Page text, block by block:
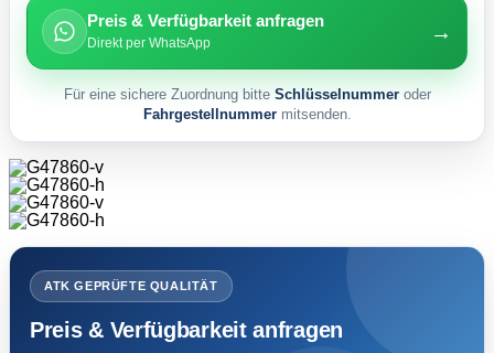
Preis & Verfügbarkeit anfragen
Direkt per WhatsApp →
Für eine sichere Zuordnung bitte Schlüsselnummeroder
Fahrgestellnummermitsenden.
ATK GEPRÜFTE QUALITÄT
Preis & Verfügbarkeit anfragen